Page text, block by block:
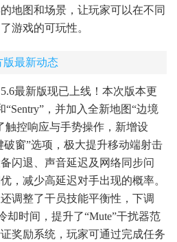
地图和场景，让玩家可以在不同
游戏的可玩性。
版最新动态
最新版现已上线！本次版本更
“Sentry”，并加入全新地图“边境
触控响应与手势操作，新增设
破窗”选项，极大提升移动端射击
闪退、声音延迟及网络同步问
，减少高延迟对手出现的概率。
调整了干员技能平衡性，下调
却时间，提升了“Mute”干扰器范
奖励系统，玩家可通过完成任务